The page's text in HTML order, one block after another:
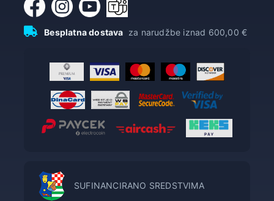
Besplatna dostava za narudžbe iznad 600,00 €
SUFINANCIRANO SREDSTVIMA